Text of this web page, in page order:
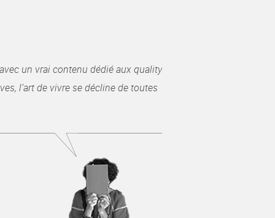
un vrai contenu dédié aux quality
l’art de vivre se décline de toutes